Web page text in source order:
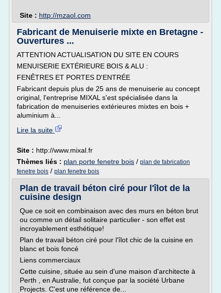
Site : http://mzaol.com
Fabricant de Menuiserie mixte en Bretagne -
Ouvertures ...
ATTENTION ACTUALISATION DU SITE EN COURS
MENUISERIE EXTÉRIEURE BOIS & ALU :
FENÊTRES ET PORTES D'ENTRÉE
Fabricant depuis plus de 25 ans de menuiserie au concept
original, l'entreprise MIXAL s'est spécialisée dans la
fabrication de menuiseries extérieures mixtes en bois +
aluminium à...
Lire la suite
Site : http://www.mixal.fr
Thèmes liés : plan porte fenetre bois / plan de fabrication
fenetre bois / plan fenetre bois
Plan de travail béton ciré pour l'îlot de la
cuisine design
Que ce soit en combinaison avec des murs en béton brut
ou comme un détail solitaire particulier - son effet est
incroyablement esthétique!
Plan de travail béton ciré pour l'îlot chic de la cuisine en
blanc et bois foncé
Liens commerciaux
Cette cuisine, située au sein d'une maison d'architecte à
Perth , en Australie, fut conçue par la société Urbane
Projects. C'est une référence de...